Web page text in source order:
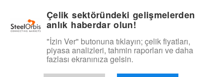
Çelik sektöründeki gelişmelerden
anlık haberdar olun!
"İzin Ver" butonuna tıklayın; çelik fiyatları,
piyasa analizleri, tahmin raporları ve daha
fazlası ekranınıza gelsin.